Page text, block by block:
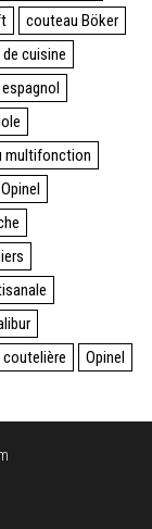
couteau Böker
cuisine
multifonction
Opinel